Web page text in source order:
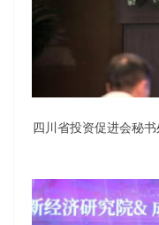
四川省投资促进会秘